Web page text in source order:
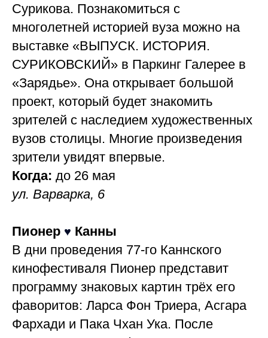
Сурикова. Познакомиться с
многолетней историей вуза можно на
выставке «ВЫПУСК. ИСТОРИЯ.
СУРИКОВСКИЙ» в Паркинг Галерее в
«Зарядье». Она открывает большой
проект, который будет знакомить
зрителей с наследием художественных
вузов столицы. Многие произведения
зрители увидят впервые.
Когда: до 26 мая
ул. Варварка, 6
Пионер ♥ Канны
В дни проведения 77-го Каннского
кинофестиваля Пионер представит
программу знаковых картин трёх его
фаворитов: Ларса Фон Триера, Асгара
Фархади и Пака Чхан Ука. После